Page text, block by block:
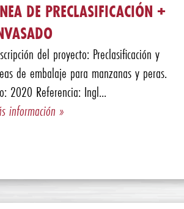
DE PRECLASIFICACIÓN +
del proyecto: Preclasificación y
de embalaje para manzanas y peras.
2020 Referencia: Ingl...
información »